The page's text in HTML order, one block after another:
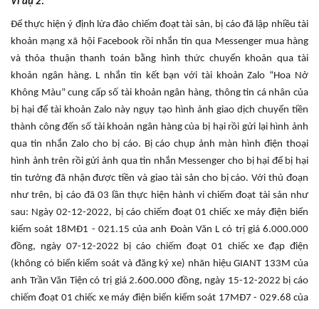
Để thực hiện ý định lừa đảo chiếm đoạt tài sản, bị cáo đã lập nhiều tài
khoản mạng xã hội Facebook rồi nhắn tin qua Messenger mua hàng
và thỏa thuận thanh toán bằng hình thức chuyển khoản qua tài
khoản ngân hàng. L nhắn tin kết bạn với tài khoản Zalo “Hoa Nở
Không Màu” cung cấp số tài khoản ngân hàng, thông tin cá nhân của
bị hại để tài khoản Zalo này ngụy tạo hình ảnh giao dịch chuyển tiền
thành công đến số tài khoản ngân hàng của bị hại rồi gửi lại hình ảnh
qua tin nhắn Zalo cho bị cáo. Bị cáo chụp ảnh màn hình điện thoại
hình ảnh trên rồi gửi ảnh qua tin nhắn Messenger cho bị hại để bị hại
tin tưởng đã nhận được tiền và giao tài sản cho bị cáo. Với thủ đoạn
như trên, bị cáo đã 03 lần thực hiện hành vi chiếm đoạt tài sản như
sau: Ngày 02-12-2022, bị cáo chiếm đoạt 01 chiếc xe máy điện biển
kiểm soát 18MĐ1 - 021.15 của anh Đoàn Văn L có trị giá 6.000.000
đồng, ngày 07-12-2022 bị cáo chiếm đoạt 01 chiếc xe đạp điện
(không có biển kiểm soát và đăng ký xe) nhãn hiệu GIANT 133M của
anh Trần Văn Tiện có trị giá 2.600.000 đồng, ngày 15-12-2022 bị cáo
chiếm đoạt 01 chiếc xe máy điện biển kiểm soát 17MĐ7 - 029.68 của